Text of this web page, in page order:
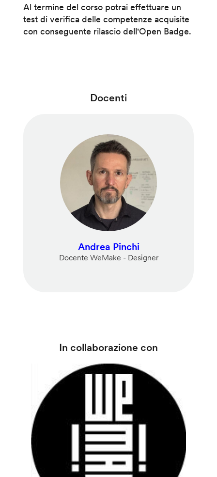
Al termine del corso potrai effettuare un
test di verifica delle competenze acquisite
con conseguente rilascio dell'Open Badge.
Docenti
Andrea Pinchi
Docente WeMake - Designer
In collaborazione con